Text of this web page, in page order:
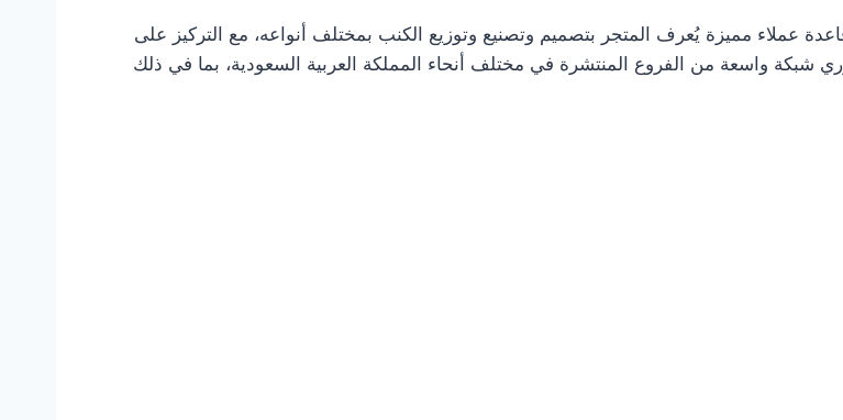
عملاء مميزة يُعرف المتجر بتصميم وتصنيع وتوزيع الكنب بمختلف أنواعه، مع التركيز على
شبكة واسعة من الفروع المنتشرة في مختلف أنحاء المملكة العربية السعودية، بما في ذلك